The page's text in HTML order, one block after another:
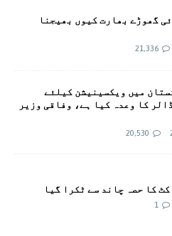
گھوڑے بھارت کیوں بھیجنا
21,336
میں ویکسینیشن کیلئے
کروڑ ڈالر کا وعدہ کیا ہے، وفاقی وزیر
20,530
کا حصہ چاند سے ٹکرا گیا
1